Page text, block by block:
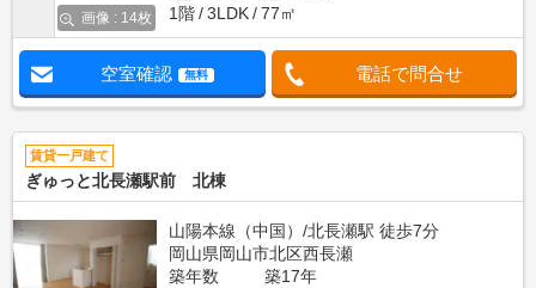
画像 : 14枚
1階
3LDK 77㎡
空室確認 無料 電話で問合せ
賃貸一戸建て
ぎゅっと北長瀬駅前 北棟
山陽本線（中国）/北長瀬駅 徒歩7分
岡山県岡山市北区西長瀬
築年数
築17年